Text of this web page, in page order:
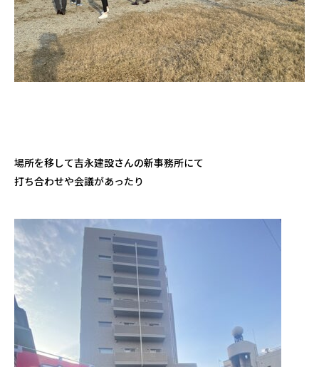
場所を移して吉永建設さんの新事務所にて
打ち合わせや会議があったり